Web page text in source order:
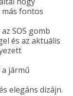
fontos
SOS gomb
és az aktuális
jármű
elegáns dizájn.